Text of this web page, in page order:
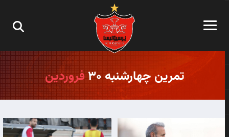
تمرین چهارشنبه ۳۰ فروردین